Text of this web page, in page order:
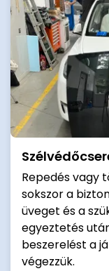
Repedés vagy
sokszor a
üveget és a
egyeztetés
beszerelést a
végezzük.